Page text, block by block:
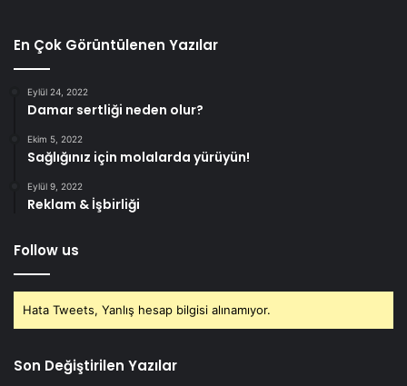
En Çok Görüntülenen Yazılar
Eylül 24, 2022
Damar sertliği neden olur?
Ekim 5, 2022
Sağlığınız için molalarda yürüyün!
Eylül 9, 2022
Reklam & İşbirliği
Follow us
Hata Tweets, Yanlış hesap bilgisi alınamıyor.
Son Değiştirilen Yazılar